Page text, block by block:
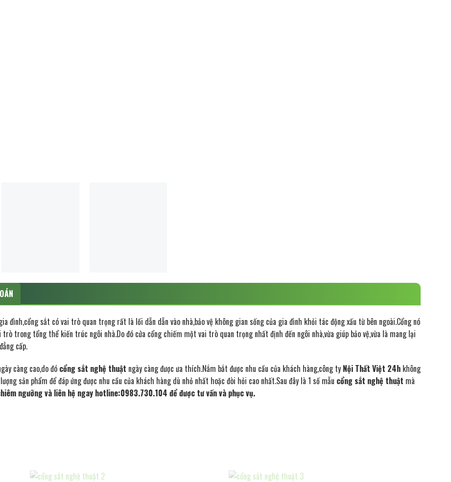
đình,cổng sắt có vai trò quan trọng rất là lối dẫn dẫn vào nhà,bảo vệ không gian sống của gia đình khỏi tác động xấu từ bên ngoài.Cổng nó
trong tổng thể kiến trúc ngôi nhà.Do đó cửa cổng chiếm một vai trò quan trọng nhất định đến ngôi nhà,vừa giúp bảo vệ,vừa là mang lại
cấp.
càng cao,do đó cổng sắt nghệ thuật ngày càng được ưa thích.Nắm bắt được nhu cầu của khách hàng,công ty Nội Thất Việt 24h không
sản phẩm để đáp ứng được nhu cầu của khách hàng dù nhỏ nhất hoặc đòi hỏi cao nhất.Sau đây là 1 số mẫu cổng sắt nghệ thuật mà
ngưỡng và liên hệ ngay hotline:0983.730.104 để được tư vấn và phục vụ.